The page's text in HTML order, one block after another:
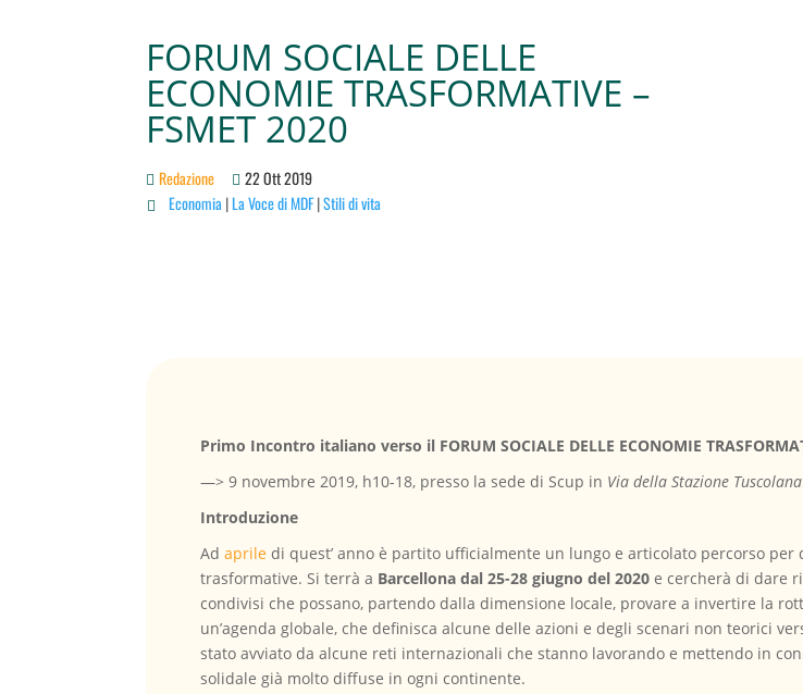
FORUM SOCIALE DELLE
ECONOMIE TRASFORMATIVE –
FSMET 2020
Redazione 22 Ott 2019
 Economia |La Voce di MDF|Stili di vita
Primo Incontro italiano verso il FORUM SOCIALE DELLE ECONOMIE
—> 9 novembre 2019, h10-18, presso la sede di Scup in Via della Stazione Tuscolana
Introduzione
Adaprile di quest’ anno è partito ufficialmente un lungo e articolato percorso
trasformative. Si terrà a Barcellona dal 25-28 giugno del 2020 e cercherà di dare
condivisi che possano, partendo dalla dimensione locale, provare a invertire la
un’agenda globale, che definisca alcune delle azioni e degli scenari non teorici
stato avviato da alcune reti internazionali che stanno lavorando e mettendo in
solidale già molto diffuse in ogni continente.